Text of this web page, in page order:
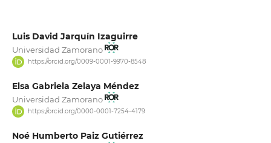
Luis David Jarquín Izaguirre
Universidad Zamorano
https://orcid.org/0009-0001-9970-8548
Elsa Gabriela Zelaya Méndez
Universidad Zamorano
https://orcid.org/0000-0001-7254-4179
Noé Humberto Paiz Gutiérrez